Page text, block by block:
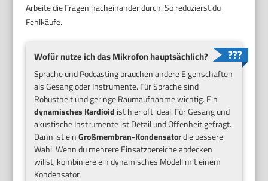
Arbeite die Fragen nacheinander durch. So reduzierst du
Fehlkäufe.
Wofür nutze ich das Mikrofon hauptsächlich?
Sprache und Podcasting brauchen andere Eigenschaften
als Gesang oder Instrumente. Für Sprache sind
Robustheit und geringe Raumaufnahme wichtig. Ein
dynamisches Kardioid ist hier oft ideal. Für Gesang und
akustische Instrumente ist Detail und Offenheit gefragt.
Dann ist einGroßmembran-Kondensatordie bessere
Wahl. Wenn du mehrere Einsatzbereiche abdecken
willst, kombiniere ein dynamisches Modell mit einem
Kondensator.